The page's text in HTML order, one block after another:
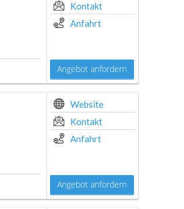
Kontakt
Anfahrt
Angebot anfordern
Website
Kontakt
Anfahrt
Angebot anfordern